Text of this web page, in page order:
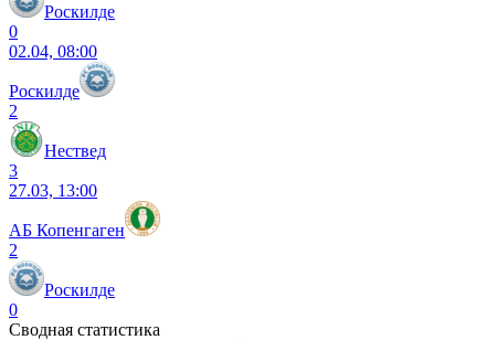
Роскилде
0
02.04, 08:00
Роскилде
2
Нествед
3
27.03, 13:00
АБ Копенгаген
2
Роскилде
0
Сводная статистика